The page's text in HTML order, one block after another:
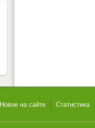
Новое на сайте Статистика